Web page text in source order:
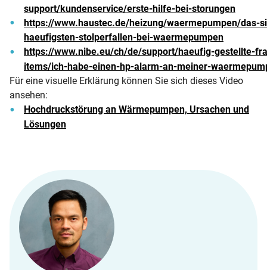
support/kundenservice/erste-hilfe-bei-storungen
https://www.haustec.de/heizung/waermepumpen/das-
haeufigsten-stolperfallen-bei-waermepumpen
https://www.nibe.eu/ch/de/support/haeufig-gestellte-
items/ich-habe-einen-hp-alarm-an-meiner-
Für eine visuelle Erklärung können Sie sich dieses Video
ansehen:
Hochdruckstörung an Wärmepumpen, Ursachen und
Lösungen